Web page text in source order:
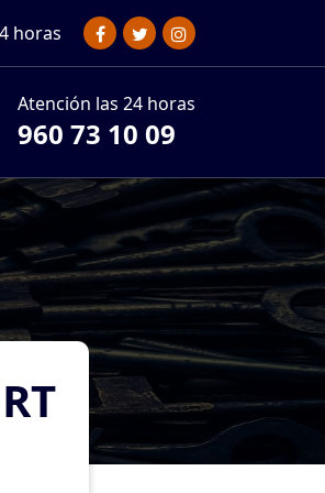
horas
Atención las 24 horas
960 73 10 09